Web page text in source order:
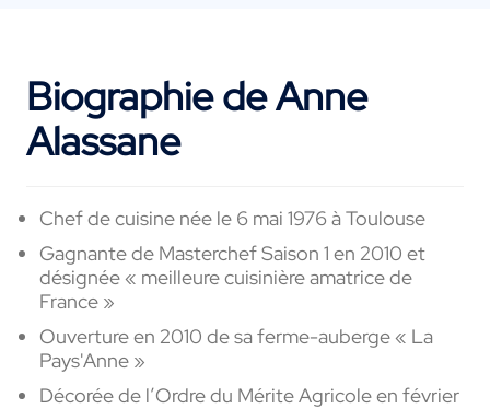
Biographie de Anne
Alassane
Chef de cuisine née le 6 mai 1976 à Toulouse
Gagnante de Masterchef Saison 1 en 2010 et
désignée « meilleure cuisinière amatrice de
France »
Ouverture en 2010 de sa ferme-auberge « La
Pays'Anne »
Décorée de l’Ordre du Mérite Agricole en février